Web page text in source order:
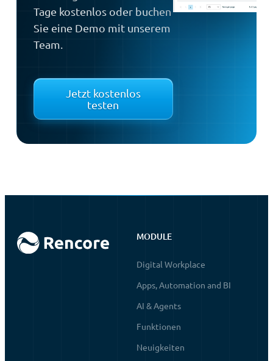
Tage kostenlos oder buchen
Sie eine Demo mit unserem
Team.
Jetzt kostenlos
testen
MODULE
Digital Workplace
Apps, Automation and BI
AI & Agents
Funktionen
Neuigkeiten